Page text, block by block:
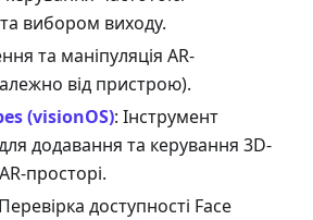
вибором виходу.
та маніпуляція AR-
від пристрою).
(visionOS): Інструмент
додавання та керування 3D-
просторі.
доступності Face